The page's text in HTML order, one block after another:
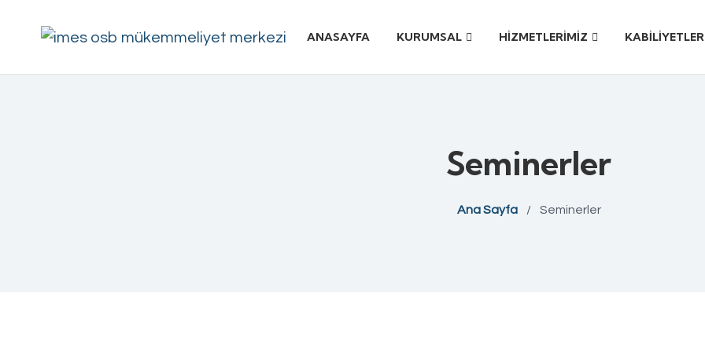
ANASAYFA KURUMSAL HİZMETLERİMİZ KABİLİYETLER
Seminerler
Ana Sayfa / Seminerler